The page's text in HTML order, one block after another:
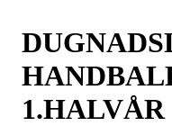
1.HALVÅR